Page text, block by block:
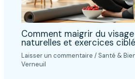
Comment maigrir du
naturelles et exercices
Laisser un commentaire / Santé &
Verneuil